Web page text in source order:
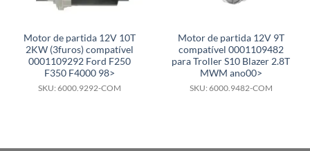
Motor de partida 12V 10T
2KW (3furos) compatível
0001109292 Ford F250
F350 F4000 98>
SKU: 6000.9292-COM
Motor de partida 12V 9T
compatível 0001109482
para Troller S10 Blazer 2.8T
MWM ano00>
SKU: 6000.9482-COM